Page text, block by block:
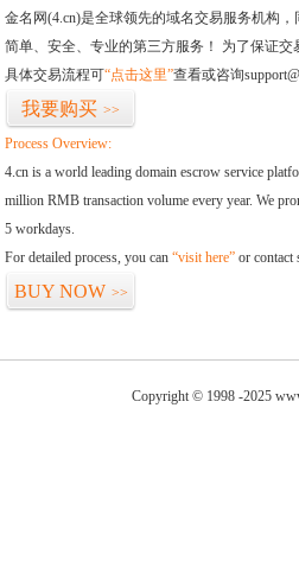
金名网(4.cn)是全球领先的域名交易服务机构
简单、安全、专业的第三方服务！ 为了保证
具体交易流程可“点击这里”查看或咨询
我要购买 >>
Process Overview:
4.cn is a world leading domain escrow service
million RMB transaction volume every year. We
5 workdays.
For detailed process, you can “visit here” or contact
BUY NOW >>
Copyright © 1998 -2025